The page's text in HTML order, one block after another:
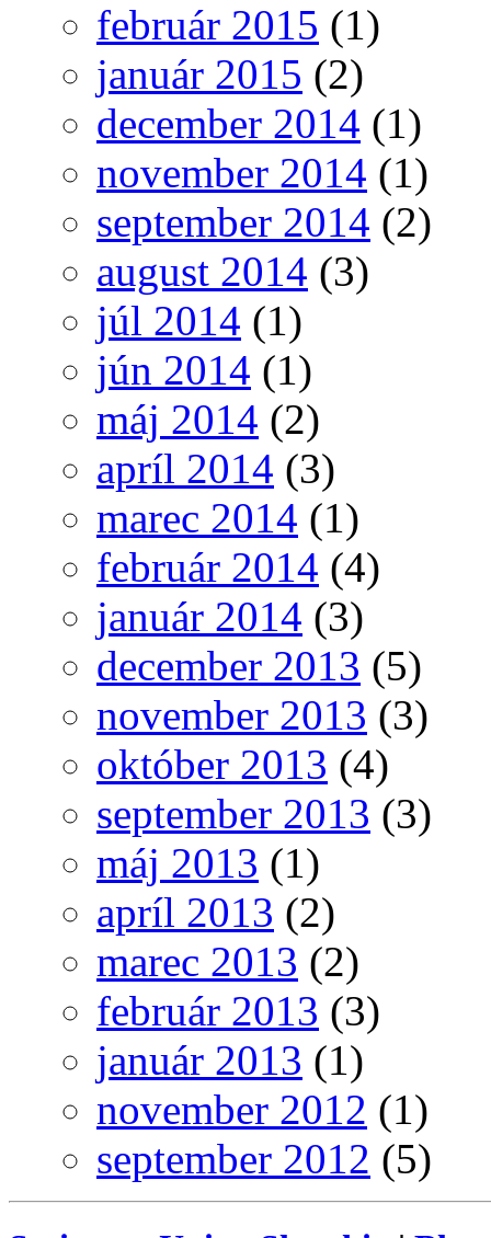
február 2015 (1)
január 2015 (2)
december 2014 (1)
november 2014 (1)
september 2014 (2)
august 2014 (3)
júl 2014 (1)
jún 2014 (1)
máj 2014 (2)
apríl 2014 (3)
marec 2014 (1)
február 2014 (4)
január 2014 (3)
december 2013 (5)
november 2013 (3)
október 2013 (4)
september 2013 (3)
máj 2013 (1)
apríl 2013 (2)
marec 2013 (2)
február 2013 (3)
január 2013 (1)
november 2012 (1)
september 2012 (5)